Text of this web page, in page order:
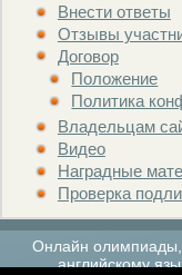
Внести ответы
Отзывы
Договор
Положение
Политика
Владельцам
Видео
Наградные
Проверка
Онлайн олимпиады,
английскому